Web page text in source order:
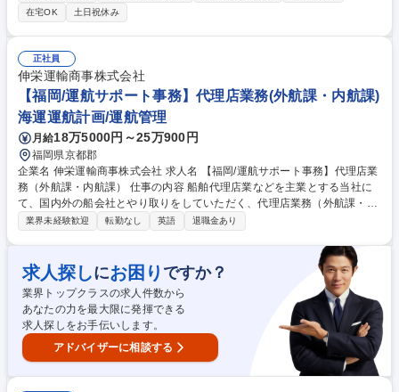
上、利益、経費） ・毎月の売上・利益実績、時間回収実績の集計、報告書
の作成 ・四半期見直し予算の策定 募集職種 ★経理経験者歓迎★【加古
川】予算策定 ★神戸製鋼Gr/福利厚生充実◎
在宅OK
土日祝休み
正社員
伸栄運輸商事株式会社
【福岡/運航サポート事務】代理店業務(外航課・内航課)
海運運航計画/運航管理
月給18万5000円～25万900円
福岡県京都郡
企業名 伸栄運輸商事株式会社 求人名 【福岡/運航サポート事務】代理店業
務（外航課・内航課） 仕事の内容 船舶代理店業などを主業とする当社に
て、国内外の船会社とやり取りをしていただく、代理店業務（外航課・内
航課）をお任せ致します。 【従事すべき業務の変更の範囲】変更なし ■外
輸局、入管、検疫所等の官庁へ入港から出港までに必要な各種申請や書類
作成等を行います。 ■内航船舶代理店業務：内航船舶およびその船長に代
わり、入港から出港まで動静の把握・連絡・調整や協定業務を行います。
また、苅田港公共岸壁での荷役作業の確認、手配や長浜地区の工場の作業
確認、手配を行います。 募集職種 【福岡/運航サポート事務】代理店業務
（外航課・内航課）
業界未経験歓迎 転勤なし 英語 退職金あり
求人探しにお困り ですか？
業界トップクラスの求人件数から
あなたの力を最大限に発揮できる
求人探しをお手伝いします。
アドバイザーに相談する